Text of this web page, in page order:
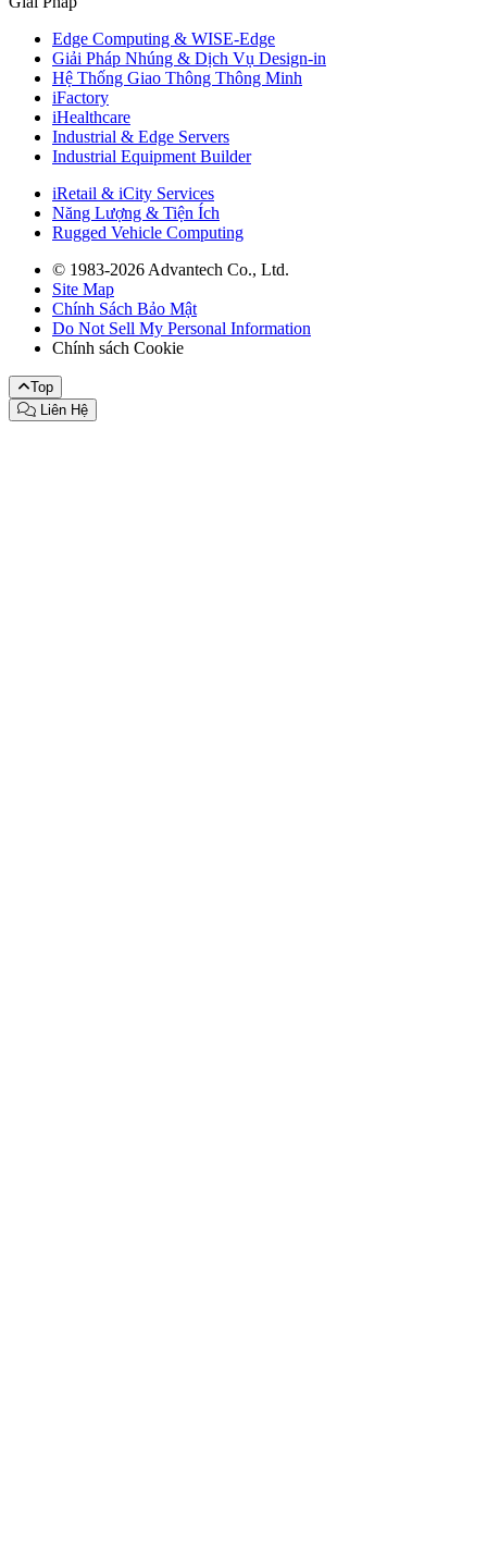
Edge Computing & WISE-Edge
Giải Pháp Nhúng & Dịch Vụ Design-in
Hệ Thống Giao Thông Thông Minh
iFactory
iHealthcare
Industrial & Edge Servers
Industrial Equipment Builder
iRetail & iCity Services
Năng Lượng & Tiện Ích
Rugged Vehicle Computing
© 1983-2026 Advantech Co., Ltd.
Site Map
Chính Sách Bảo Mật
Do Not Sell My Personal Information
Chính sách Cookie
Top
Liên Hệ